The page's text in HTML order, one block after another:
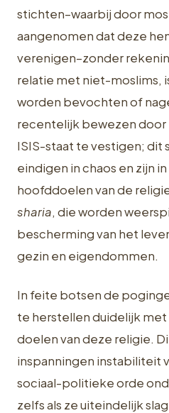
stichten–waarbij door
aangenomen dat deze
verenigen–zonder
relatie met niet-moslims,
worden bevochten of
recentelijk bewezen
ISIS-staat te vestigen; dit
eindigen in chaos en zijn
hoofddoelen van de
sharia, die worden
bescherming van het
gezin en eigendommen.
In feite botsen de
te herstellen duidelijk
doelen van deze religie.
inspanningen instabiliteit
sociaal-politieke orde
zelfs als ze uiteindelijk